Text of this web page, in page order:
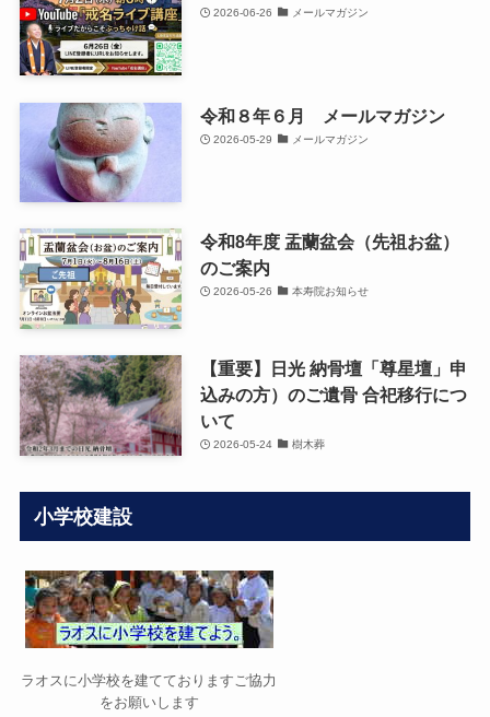
2026-06-26 メールマガジン
令和８年６月 メールマガジン
2026-05-29 メールマガジン
令和8年度 盂蘭盆会（先祖お盆）
のご案内
2026-05-26 本寿院お知らせ
【重要】日光 納骨壇「尊星壇」申
込みの方）のご遺骨 合祀移行につ
いて
2026-05-24 樹木葬
小学校建設
ラオスに小学校を建てておりますご協力
をお願いします